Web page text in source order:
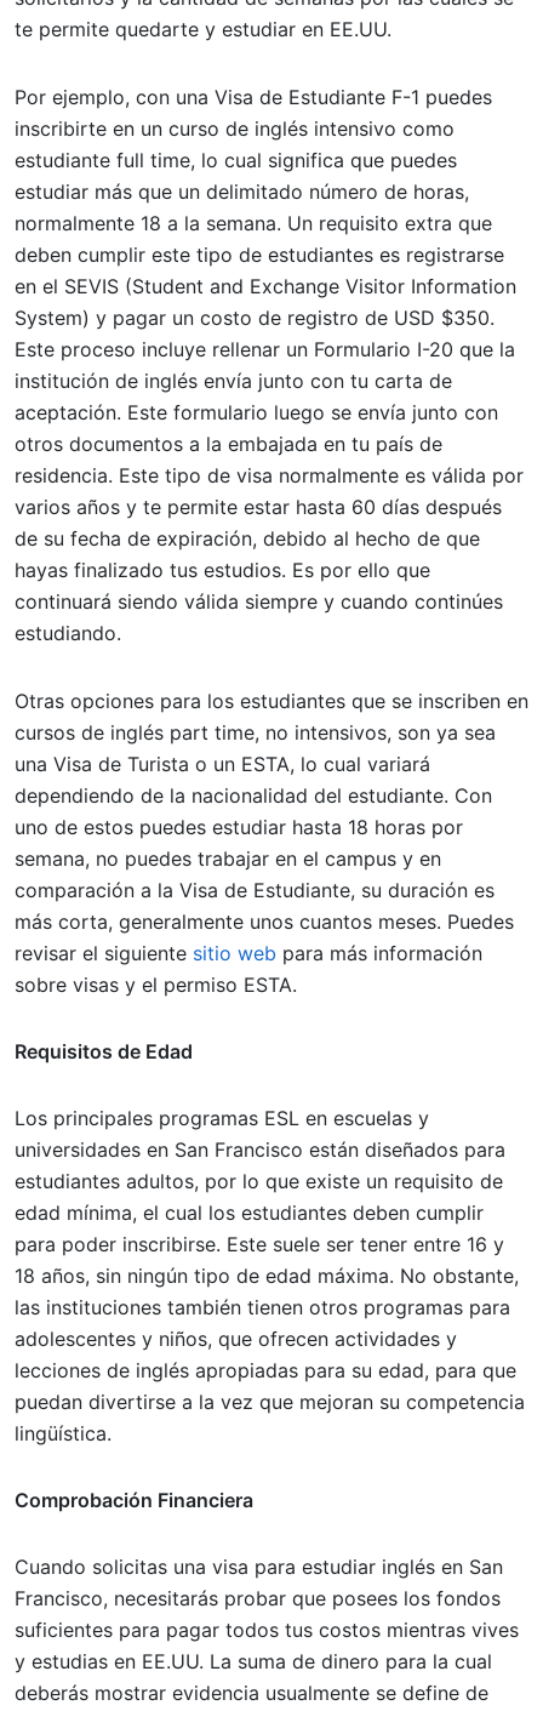
te permite quedarte y estudiar en EE.UU.
Por ejemplo, con una Visa de Estudiante F-1 puedes
inscribirte en un curso de inglés intensivo como
estudiante full time, lo cual significa que puedes
estudiar más que un delimitado número de horas,
normalmente 18 a la semana. Un requisito extra que
deben cumplir este tipo de estudiantes es registrarse
en el SEVIS (Student and Exchange Visitor Information
System) y pagar un costo de registro de USD $350.
Este proceso incluye rellenar un Formulario I-20 que la
institución de inglés envía junto con tu carta de
aceptación. Este formulario luego se envía junto con
otros documentos a la embajada en tu país de
residencia. Este tipo de visa normalmente es válida por
varios años y te permite estar hasta 60 días después
de su fecha de expiración, debido al hecho de que
hayas finalizado tus estudios. Es por ello que
continuará siendo válida siempre y cuando continúes
estudiando.
Otras opciones para los estudiantes que se inscriben en
cursos de inglés part time, no intensivos, son ya sea
una Visa de Turista o un ESTA, lo cual variará
dependiendo de la nacionalidad del estudiante. Con
uno de estos puedes estudiar hasta 18 horas por
semana, no puedes trabajar en el campus y en
comparación a la Visa de Estudiante, su duración es
más corta, generalmente unos cuantos meses. Puedes
revisar el siguiente sitio web para más información
sobre visas y el permiso ESTA.
Requisitos de Edad
Los principales programas ESL en escuelas y
universidades en San Francisco están diseñados para
estudiantes adultos, por lo que existe un requisito de
edad mínima, el cual los estudiantes deben cumplir
para poder inscribirse. Este suele ser tener entre 16 y
18 años, sin ningún tipo de edad máxima. No obstante,
las instituciones también tienen otros programas para
adolescentes y niños, que ofrecen actividades y
lecciones de inglés apropiadas para su edad, para que
puedan divertirse a la vez que mejoran su competencia
lingüística.
Comprobación Financiera
Cuando solicitas una visa para estudiar inglés en San
Francisco, necesitarás probar que posees los fondos
suficientes para pagar todos tus costos mientras vives
y estudias en EE.UU. La suma de dinero para la cual
deberás mostrar evidencia usualmente se define de